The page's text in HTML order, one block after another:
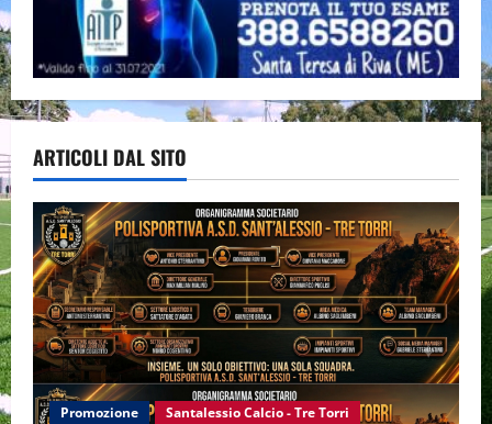
ARTICOLI DAL SITO
Promozione Santalessio Calcio - Tre Torri